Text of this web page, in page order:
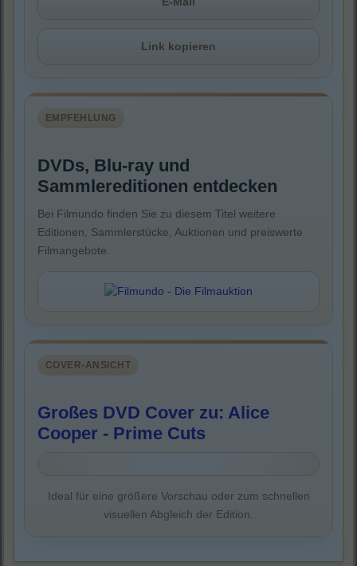
Link kopieren
EMPFEHLUNG
DVDs, Blu-ray und
Sammlereditionen entdecken
Bei Filmundo finden Sie zu diesem Titel weitere
Editionen, Sammlerstücke, Auktionen und preiswerte
Filmangebote.
COVER-ANSICHT
Großes DVD Cover zu: Alice
Cooper - Prime Cuts
Ideal für eine größere Vorschau oder zum schnellen
visuellen Abgleich der Edition.